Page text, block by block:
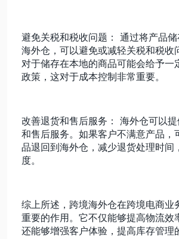
避免关税和税收问题： 通过将产品
海外仓，可以避免或减轻关税和税收
对于储存在本地的商品可能会给予一
政策，这对于成本控制非常重要。
改善退货和售后服务： 海外仓可以
和售后服务。如果客户不满意产品，
品退回到海外仓，减少退货处理时间
度。
综上所述，跨境海外仓在跨境电商业
重要的作用。它不仅能够提高物流效
还能够增强客户体验，提高库存管理